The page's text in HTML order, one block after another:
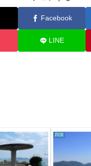
Facebook
LINE
四国